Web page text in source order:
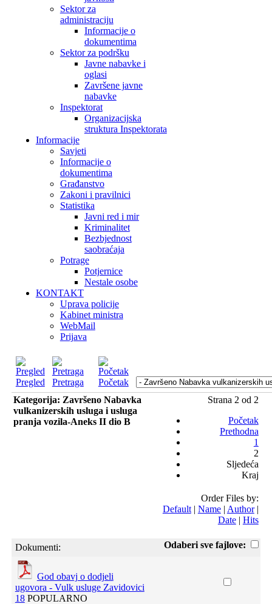
Sektor za
administraciju
Informacije o
dokumentima
Sektor za podršku
Javne nabavke i
oglasi
Završene javne
nabavke
Inspektorat
Organizacijska
struktura Inspektorata
Informacije
Savjeti
Informacije o
dokumentima
Građanstvo
Zakoni i pravilnici
Statistika
Javni red i mir
Kriminalitet
Bezbjednost
saobraćaja
Potrage
Potjernice
Nestale osobe
KONTAKT
Uprava policije
Kabinet ministra
WebMail
Prijava
Pregled Pretraga
Početak
Kategorija: Završeno Nabavka
vulkanizerskih usluga i usluga
pranja vozila-Aneks II dio B
Strana 2 od 2
Početak
Prethodna
1
2
Sljedeća
Kraj
Order Files by:
Default| Name| Author|
Date| Hits
Odaberi sve fajlove:
Dokumenti:
God obavj o dodjeli
ugovora - Vulk usluge Zavidovici
18 POPULARNO